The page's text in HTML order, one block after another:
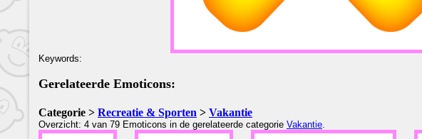
Keywords:
Gerelateerde Emoticons:
Categorie > Recreatie & Sporten > Vakantie
Overzicht: 4 van 79 Emoticons in de gerelateerde categorie Vakantie.